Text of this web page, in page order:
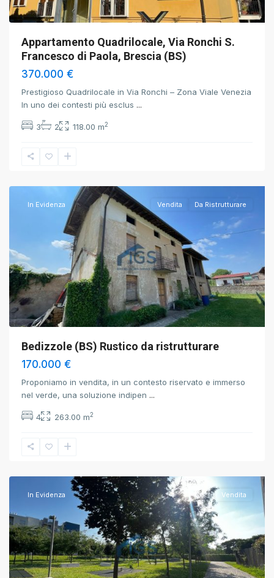
Appartamento Quadrilocale, Via Ronchi S.
Francesco di Paola, Brescia (BS)
370.000 €
Prestigioso Quadrilocale in Via Ronchi – Zona Viale Venezia
In uno dei contesti più esclus ...
3 2 118.00 m2
Bedizzole
In Evidenza Vendita Da Ristrutturare
Bedizzole (BS) Rustico da ristrutturare
170.000 €
Proponiamo in vendita, in un contesto riservato e immerso
nel verde, una soluzione indipen ...
4 263.00 m2
Brescia,
In Evidenza Vendita